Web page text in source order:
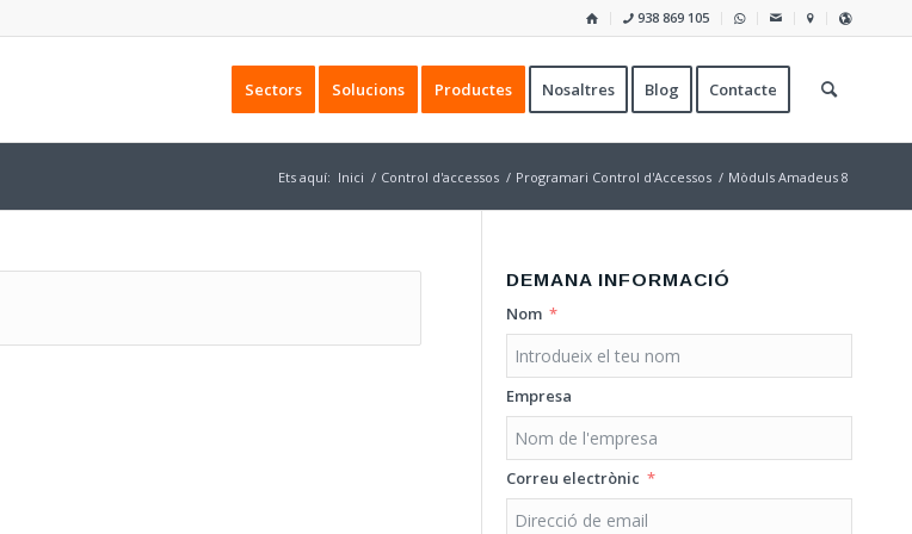
938 869 105
Sectors Solucions Productes Nosaltres Blog Contacte
Ets aquí: Inici / Control d'accessos / Programari Control d'Accessos / Mòduls Amadeus 8
DEMANA INFORMACIÓ
Nom
Empresa
Correu electrònic